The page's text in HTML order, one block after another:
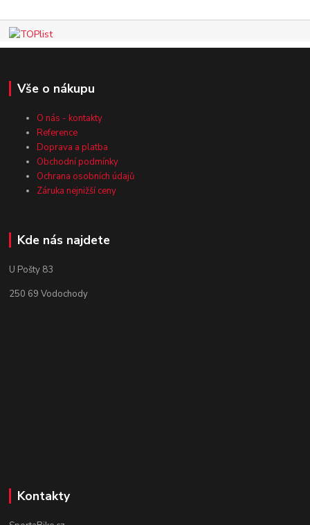
Vše o nákupu
O nás - kontakty
Reference
Doprava a platba
Obchodní podmínky
Ochrana osobních údajů
Záruka nejnižší ceny
Kde nás najdete
U Pošty 83
250 69 Vodochody
Kontakty